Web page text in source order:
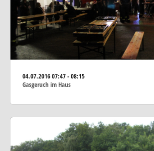
04.07.201607:47 - 08:15
Gasgeruch im Haus